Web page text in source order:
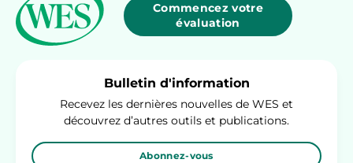
Commencez votre
évaluation
Bulletin d'information
Recevez les dernières nouvelles de WES et
découvrez d’autres outils et publications.
Abonnez-vous